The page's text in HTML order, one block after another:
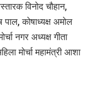
विनोद चौहान,
पाल, कोषाध्यक्ष अमोल
नगर अध्यक्ष गीता
मोर्चा महामंत्री आशा